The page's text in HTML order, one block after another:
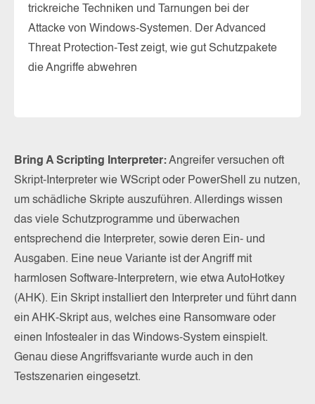
trickreiche Techniken und Tarnungen bei der
Attacke von Windows-Systemen. Der Advanced
Threat Protection-Test zeigt, wie gut Schutzpakete
die Angriffe abwehren
Bring A Scripting Interpreter:Angreifer versuchen oft
Skript-Interpreter wie WScript oder PowerShell zu nutzen,
um schädliche Skripte auszuführen. Allerdings wissen
das viele Schutzprogramme und überwachen
entsprechend die Interpreter, sowie deren Ein- und
Ausgaben. Eine neue Variante ist der Angriff mit
harmlosen Software-Interpretern, wie etwa AutoHotkey
(AHK). Ein Skript installiert den Interpreter und führt dann
ein AHK-Skript aus, welches eine Ransomware oder
einen Infostealer in das Windows-System einspielt.
Genau diese Angriffsvariante wurde auch in den
Testszenarien eingesetzt.